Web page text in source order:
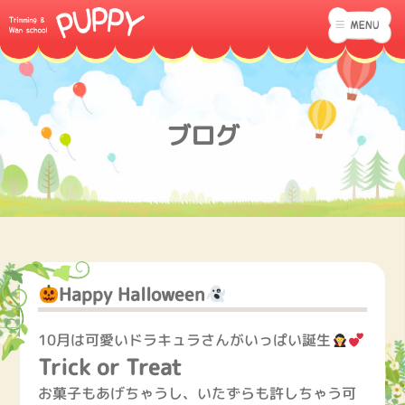
ブログ
Happy Halloween
10月は可愛いドラキュラさんがいっぱい誕生
Trick or Treat
お菓子もあげちゃうし、いたずらも許しちゃう可